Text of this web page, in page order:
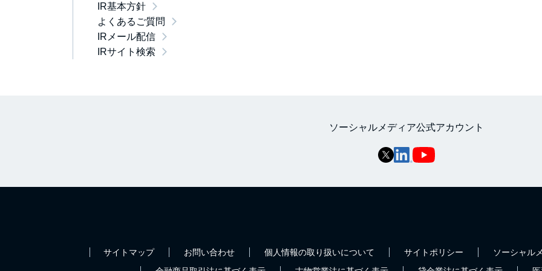
IR基本方針
よくあるご質問
IRメール配信
IRサイト検索
ソーシャルメディア公式アカウント
サイトマップ お問い合わせ 個人情報の取り扱いについて サイトポリシー
ソーシャル